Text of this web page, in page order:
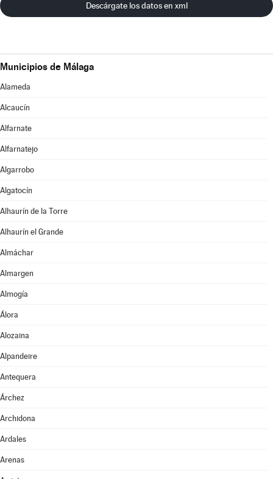
Descárgate los datos en xml
Municipios de Málaga
Alameda
Alcaucín
Alfarnate
Alfarnatejo
Algarrobo
Algatocín
Alhaurín de la Torre
Alhaurín el Grande
Almáchar
Almargen
Almogía
Álora
Alozaina
Alpandeire
Antequera
Árchez
Archidona
Ardales
Arenas